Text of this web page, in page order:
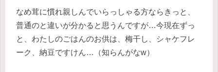
なめ茸に慣れ親しんでいらっしゃる方ならきっと、
普通のと違いが分かると思うんですが…今現在ずっ
と、わたしのごはんのお供は、梅干し、シャケフレ
ーク、納豆ですけん…（知らんがなw）